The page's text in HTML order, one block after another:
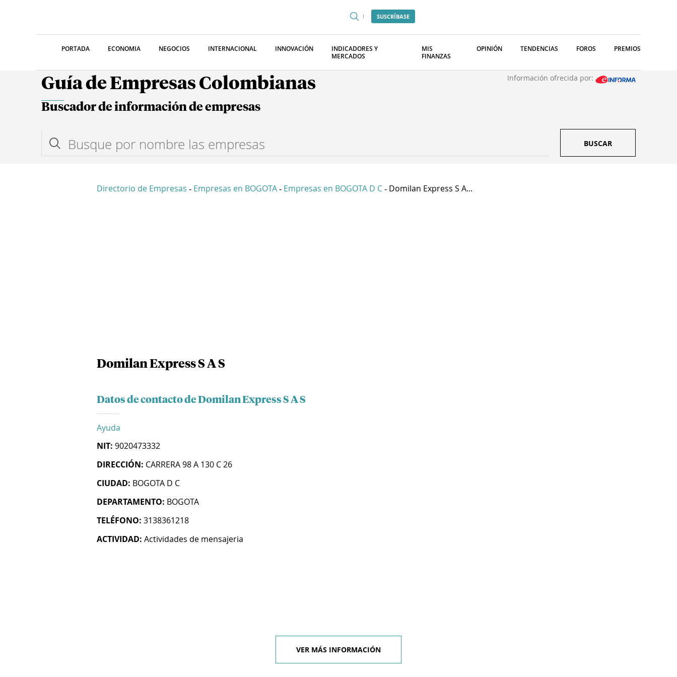
SUSCRÍBASE
PORTADA ECONOMIA NEGOCIOS INTERNACIONAL INNOVACIÓN
INDICADORES Y
MERCADOS
MIS
FINANZAS
OPINIÓN TENDENCIAS FOROS PREMIOS
Guía de Empresas Colombianas Información ofrecida por:
Buscador de información de empresas
BUSCAR
Directorio de Empresas - Empresas en BOGOTA - Empresas en BOGOTA D C - Domilan Express S A...
Domilan Express S A S
Datos de contacto de Domilan Express S A S
Ayuda
NIT: 9020473332
DIRECCIÓN: CARRERA 98 A 130 C 26
CIUDAD: BOGOTA D C
DEPARTAMENTO: BOGOTA
TELÉFONO: 3138361218
ACTIVIDAD: Actividades de mensajeria
VER MÁS INFORMACIÓN